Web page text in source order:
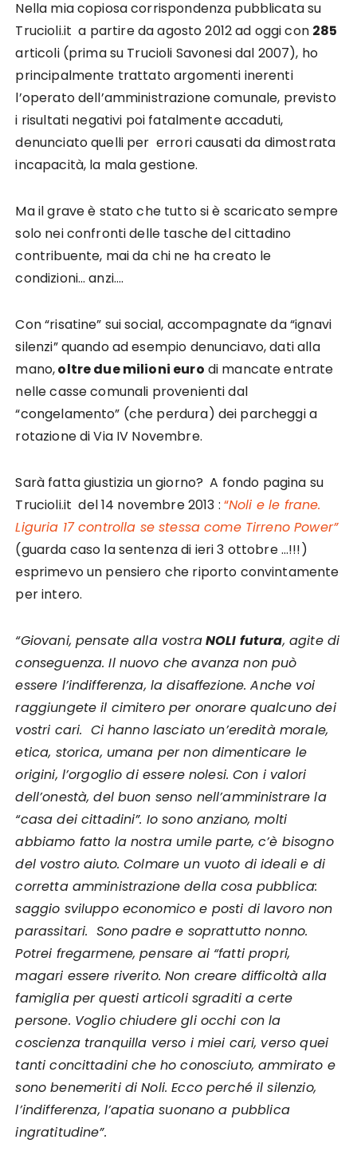
Nella mia copiosa corrispondenza pubblicata su
Trucioli.it a partire da agosto 2012 ad oggi con 285
articoli (prima su Trucioli Savonesi dal 2007), ho
principalmente trattato argomenti inerenti
l’operato dell’amministrazione comunale, previsto
i risultati negativi poi fatalmente accaduti,
denunciato quelli per errori causati da dimostrata
incapacità, la mala gestione.
Ma il grave è stato che tutto si è scaricato sempre
solo nei confronti delle tasche del cittadino
contribuente, mai da chi ne ha creato le
condizioni… anzi….
Con “risatine” sui social, accompagnate da “ignavi
silenzi” quando ad esempio denunciavo, dati alla
mano,oltre due milioni euro di mancate entrate
nelle casse comunali provenienti dal
“congelamento” (che perdura) dei parcheggi a
rotazione di Via IV Novembre.
Sarà fatta giustizia un giorno? A fondo pagina su
Trucioli.it del 14 novembre 2013 : “Noli e le frane.
Liguria 17 controlla se stessa come Tirreno Power”
(guarda caso la sentenza di ieri 3 ottobre …!!!)
esprimevo un pensiero che riporto convintamente
per intero.
“Giovani, pensate alla vostraNOLI futura, agite di
conseguenza. Il nuovo che avanza non può
essere l’indifferenza, la disaffezione. Anche voi
raggiungete il cimitero per onorare qualcuno dei
vostri cari. Ci hanno lasciato un’eredità morale,
etica, storica, umana per non dimenticare le
origini, l’orgoglio di essere nolesi. Con i valori
dell’onestà, del buon senso nell’amministrare la
“casa dei cittadini”. Io sono anziano, molti
abbiamo fatto la nostra umile parte, c’è bisogno
del vostro aiuto. Colmare un vuoto di ideali e di
corretta amministrazione della cosa pubblica:
saggio sviluppo economico e posti di lavoro non
parassitari. Sono padre e soprattutto nonno.
Potrei fregarmene, pensare ai “fatti propri,
magari essere riverito. Non creare difficoltà alla
famiglia per questi articoli sgraditi a certe
persone. Voglio chiudere gli occhi con la
coscienza tranquilla verso i miei cari, verso quei
tanti concittadini che ho conosciuto, ammirato e
sono benemeriti di Noli. Ecco perché il silenzio,
l’indifferenza, l’apatia suonano a pubblica
ingratitudine”.